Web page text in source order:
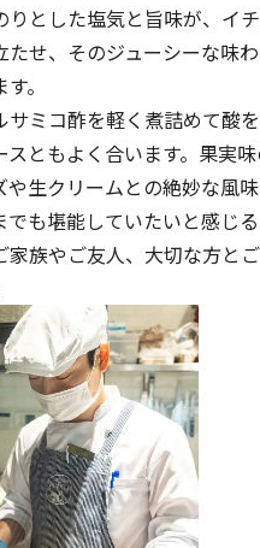
りとした塩気と旨味が、イ
たせ、そのジューシーな味
。
サミコ酢を軽く煮詰めて酸
スともよく合います。果実
や生クリームとの絶妙な風
でも堪能していたいと感じ
家族やご友人、大切な方と